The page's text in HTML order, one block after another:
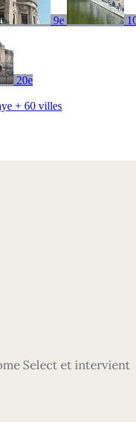
9e
20e
+ 60 villes
Select et intervient